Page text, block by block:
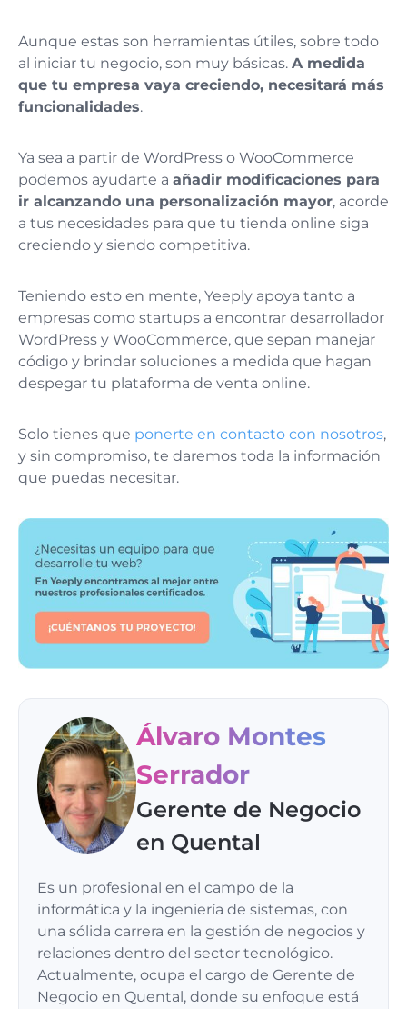
Aunque estas son herramientas útiles, sobre todo
al iniciar tu negocio, son muy básicas. A medida
que tu empresa vaya creciendo, necesitará más
funcionalidades.
Ya sea a partir de WordPress o WooCommerce
podemos ayudarte a añadir modificaciones para
ir alcanzando una personalización mayor, acorde
a tus necesidades para que tu tienda online siga
creciendo y siendo competitiva.
Teniendo esto en mente, Yeeply apoya tanto a
empresas como startups a encontrar desarrollador
WordPress y WooCommerce, que sepan manejar
código y brindar soluciones a medida que hagan
despegar tu plataforma de venta online.
Solo tienes que ponerte en contacto con nosotros,
y sin compromiso, te daremos toda la información
que puedas necesitar.
Álvaro Montes
Serrador
Gerente de Negocio
en Quental
Es un profesional en el campo de la
informática y la ingeniería de sistemas, con
una sólida carrera en la gestión de negocios y
relaciones dentro del sector tecnológico.
Actualmente, ocupa el cargo de Gerente de
Negocio en Quental, donde su enfoque está